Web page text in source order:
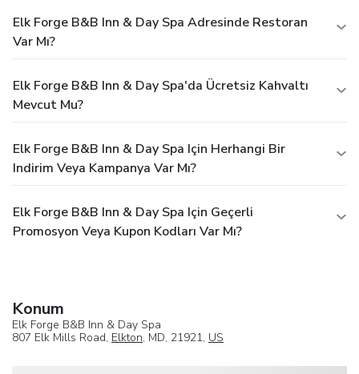
Elk Forge B&B Inn & Day Spa Adresinde Restoran
Var Mı?
Elk Forge B&B Inn & Day Spa'da Ücretsiz Kahvaltı
Mevcut Mu?
Elk Forge B&B Inn & Day Spa Için Herhangi Bir
Indirim Veya Kampanya Var Mı?
Elk Forge B&B Inn & Day Spa Için Geçerli
Promosyon Veya Kupon Kodları Var Mı?
Konum
Elk Forge B&B Inn & Day Spa
807 Elk Mills Road, Elkton, MD, 21921, US